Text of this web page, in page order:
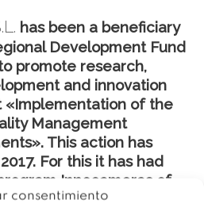
consentimiento
has been a beneficiary
Development Fund
promote research,
and innovation
«Implementation of the
Management
This action has
For this it has had
Innocameras of